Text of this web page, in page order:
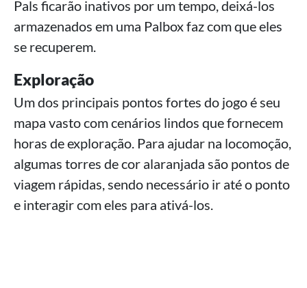
Pals ficarão inativos por um tempo, deixá-los
armazenados em uma Palbox faz com que eles
se recuperem.
Exploração
Um dos principais pontos fortes do jogo é seu
mapa vasto com cenários lindos que fornecem
horas de exploração. Para ajudar na locomoção,
algumas torres de cor alaranjada são pontos de
viagem rápidas, sendo necessário ir até o ponto
e interagir com eles para ativá-los.